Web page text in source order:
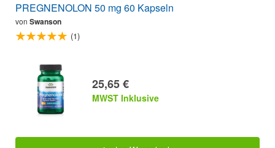
PREGNENOLON 50 mg 60 Kapseln
von Swanson
(1)
25,65 €
MWST Inklusive